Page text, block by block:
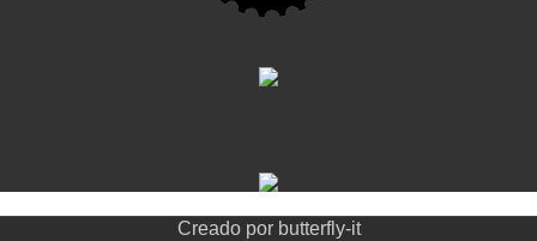
Creado por butterfly-it